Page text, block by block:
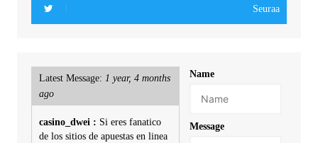
Seuraa
Latest Message: 1 year, 4 months
ago
casino_dwei : Si eres fanatico
de los sitios de apuestas en linea
Name
Message